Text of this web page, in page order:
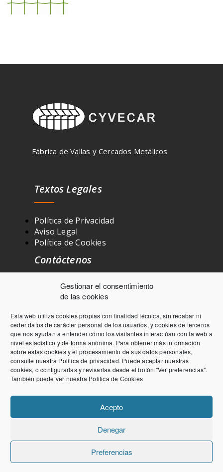
Gestionar el consentimiento
de las cookies
Esta web utiliza cookies propias con finalidad técnica, sin recabar ni
ceder datos de carácter personal de los usuarios, y cookies de terceros
que nos ayudan a entender cómo los visitantes interactúan con la web a
nivel estadístico y de forma anónima. Para obtener más información
sobre estas cookies y el procesamiento de sus datos personales,
consulte nuestra Política de privacidad. Puede aceptar nuestras
cookies, o configurarlas y revisarlas desde el botón "Ver preferencias".
También puede ver nuestra Politica de Cookies
Acepto
Denegar
Preferencias
Fábrica de Vallas y Cercados Metálicos
Textos Legales
Política de Privacidad
Aviso Legal
Política de Cookies
Contáctenos
Exposición y ventas: Ctra. Logroño
Km. 8 nave 9 50011 ZARAGOZA
976 437 399
Info@cyvecar.com
L-V : de 8 a 13 y de 16 a 19
Copyright © 2023 CYVECAR. All Rights Reserved.
cadacual.com